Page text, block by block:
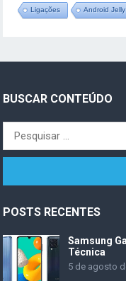
Ligações Android
BUSCAR CONTEÚDO
Pesquisar
por:
POSTS RECENTES
Samsung
Técnica
5 de agosto